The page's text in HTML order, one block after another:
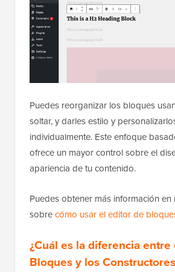
Puedes reorganizar los bloques
soltar, y darles estilo y
individualmente. Este enfoque
ofrece un mayor control sobre el
apariencia de tu contenido.
Puedes obtener más información en
sobrecómo usar el editor de
¿Cuál es la diferencia
Bloques y los